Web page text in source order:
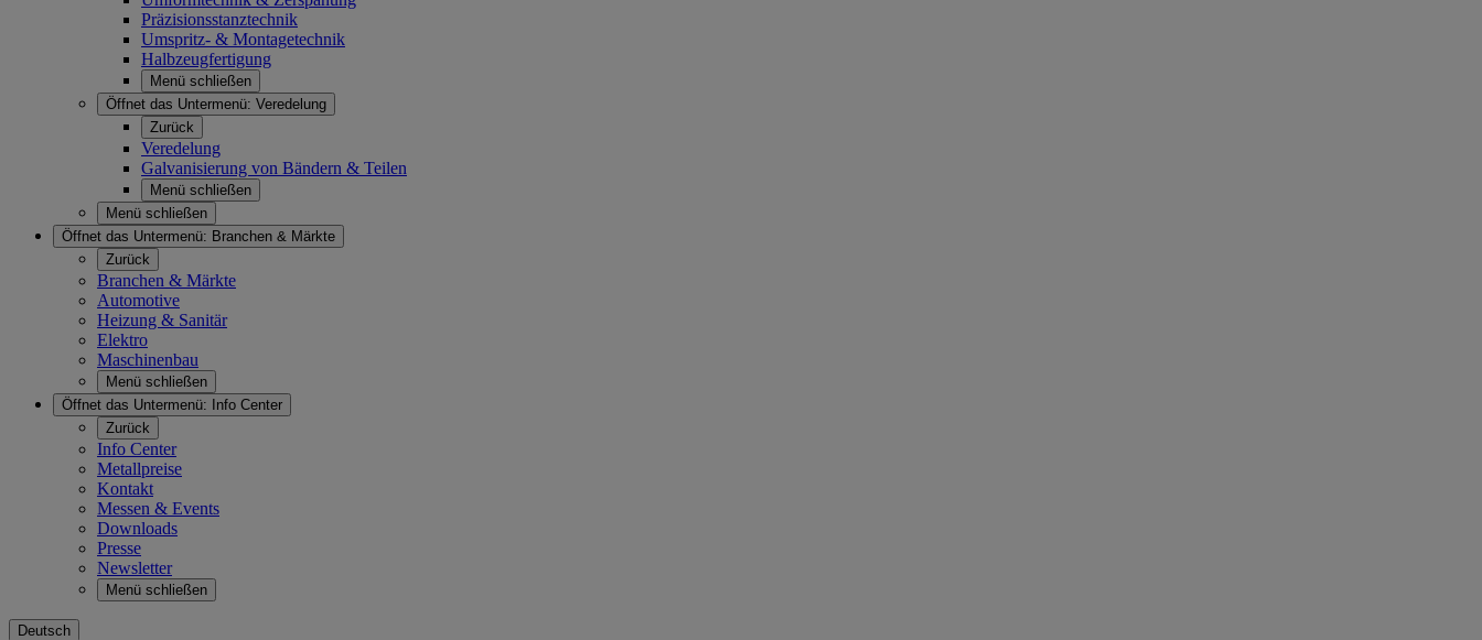
Präzisionsstanztechnik
Umspritz- & Montagetechnik
Halbzeugfertigung
Menü schließen
Öffnet das Untermenü: Veredelung
Zurück
Veredelung
Galvanisierung von Bändern & Teilen
Menü schließen
Menü schließen
Öffnet das Untermenü: Branchen & Märkte
Zurück
Branchen & Märkte
Automotive
Heizung & Sanitär
Elektro
Maschinenbau
Menü schließen
Öffnet das Untermenü:
Info Center
Zurück
Info Center
Metallpreise
Kontakt
Messen & Events
Downloads
Presse
Newsletter
Menü schließen
Deutsch